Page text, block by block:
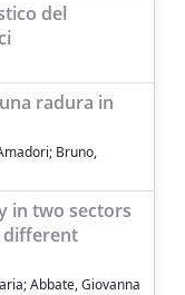
del
radura in
Bruno,
in two sectors
different
Abbate, Giovanna